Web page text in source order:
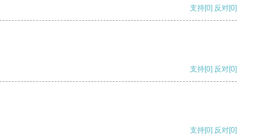
支持[0] 反对[0]
支持[0] 反对[0]
支持[0] 反对[0]